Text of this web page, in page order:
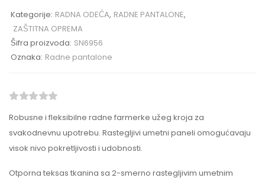
Kategorije: RADNA ODEĆA, RADNE PANTALONE,
ZAŠTITNA OPREMA
Šifra proizvoda: SN6956
Oznaka: Radne pantalone
Robusne i fleksibilne radne farmerke užeg kroja za
svakodnevnu upotrebu. Rastegljivi umetni paneli omogućavaju
visok nivo pokretljivosti i udobnosti.
Otporna teksas tkanina sa 2-smerno rastegljivim umetnim